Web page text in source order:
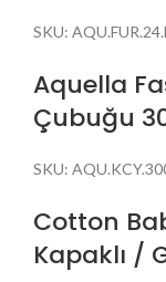
SKU:
Aquella
Çubuğu
SKU:
Cotton
Kapaklı /